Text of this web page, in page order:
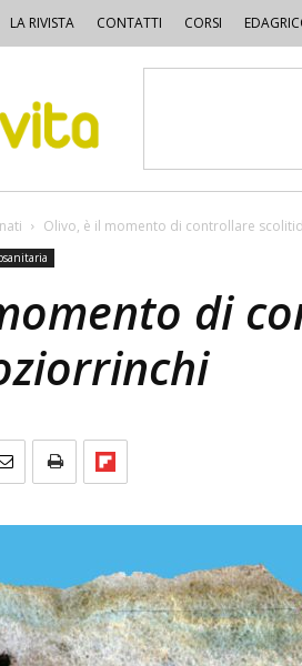
LA RIVISTA CONTATTI CORSI
Olivo, è il momento di controllare
di